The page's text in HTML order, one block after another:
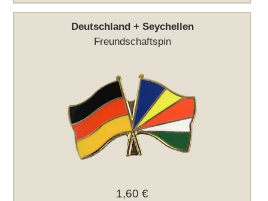
Deutschland + Seychellen
Freundschaftspin
1,60 €